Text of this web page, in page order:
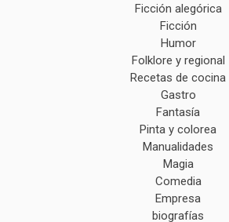
Ficción alegórica
Ficción
Humor
Folklore y regional
Recetas de cocina
Gastro
Fantasía
Pinta y colorea
Manualidades
Magia
Comedia
Empresa
biografías